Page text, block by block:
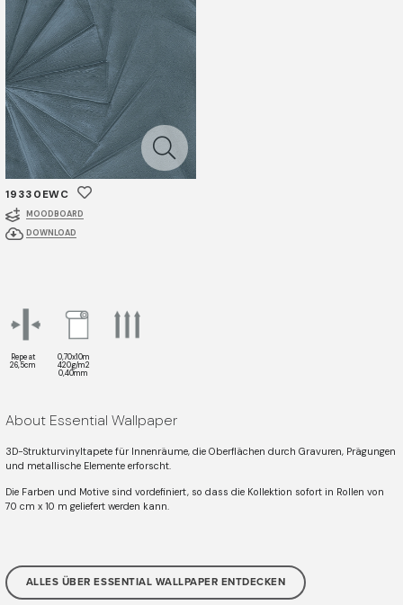
19330EWC
MOODBOARD
DOWNLOAD
Repeat
26,5cm
0,70x10m
420g/m2
0,40mm
About Essential Wallpaper
3D-Strukturvinyltapete für Innenräume, die Oberflächen durch Gravuren, Prägungen
und metallische Elemente erforscht.
Die Farben und Motive sind vordefiniert, so dass die Kollektion sofort in Rollen von
70 cm x 10 m geliefert werden kann.
ALLES ÜBER ESSENTIAL WALLPAPER ENTDECKEN